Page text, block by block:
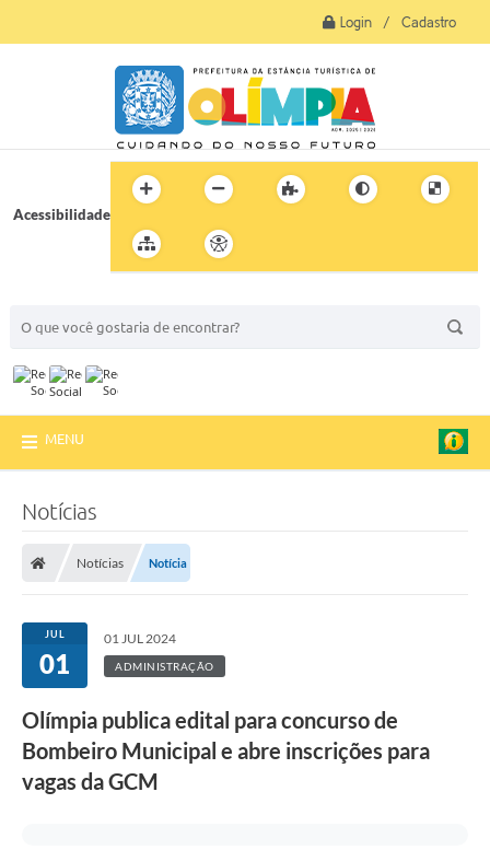
Login / Cadastro
Acessibilidade
MENU
Notícias
Notícias Notícia
JUL
01
01 JUL 2024
ADMINISTRAÇÃO
Olímpia publica edital para concurso de
Bombeiro Municipal e abre inscrições para
vagas da GCM